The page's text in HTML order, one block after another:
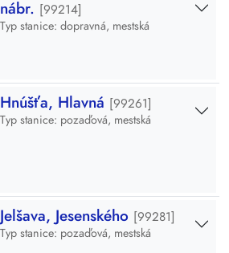
nábr. [99214]
Typ stanice: dopravná, mestská
Hnúšťa, Hlavná [99261]
Typ stanice: pozaďová, mestská
Jelšava, Jesenského [99281]
Typ stanice: pozaďová, mestská